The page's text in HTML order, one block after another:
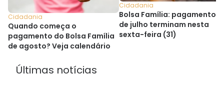
Cidadania
Quando começa o
pagamento do Bolsa Família
de agosto? Veja calendário
Cidadania
Bolsa Família: pagamentos
de julho terminam nesta
sexta-feira (31)
Últimas notícias